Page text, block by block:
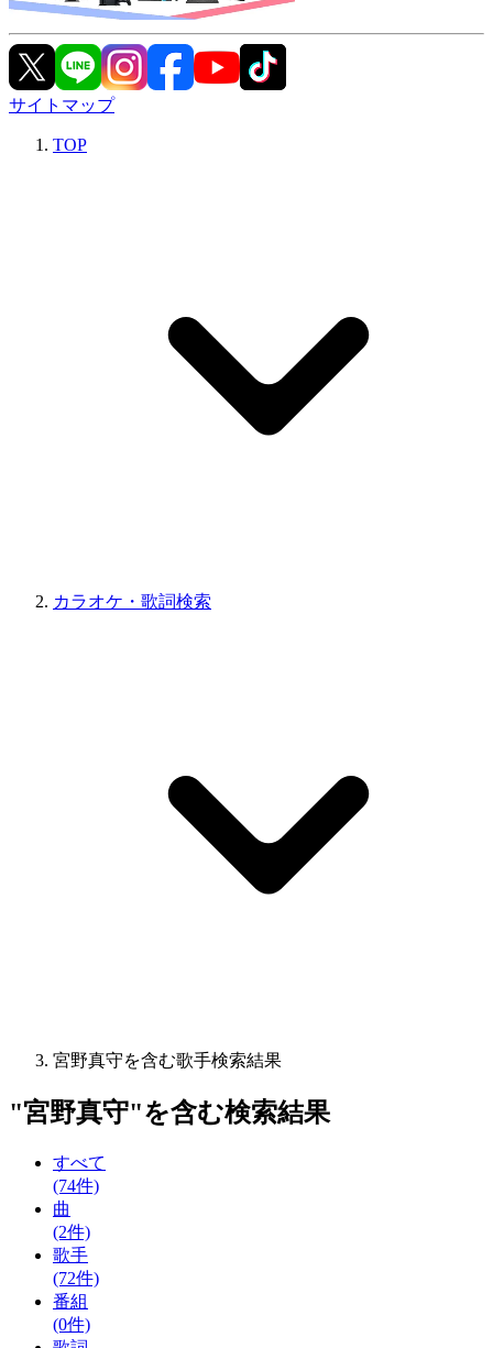
サイトマップ
TOP
カラオケ・歌詞検索
宮野真守を含む歌手検索結果
"宮野真守"を含む検索結果
すべて
(74件)
曲
(2件)
歌手
(72件)
番組
(0件)